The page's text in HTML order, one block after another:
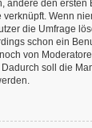
ändere den ersten
verknüpft. Wenn
die Umfrage
schon ein
von
soll die